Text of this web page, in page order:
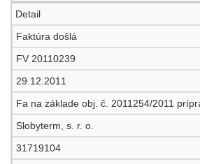
Detail
Faktúra došlá
FV 20110239
29.12.2011
Fa na základe obj. č. 2011254/2011
Slobyterm, s. r. o.
31719104